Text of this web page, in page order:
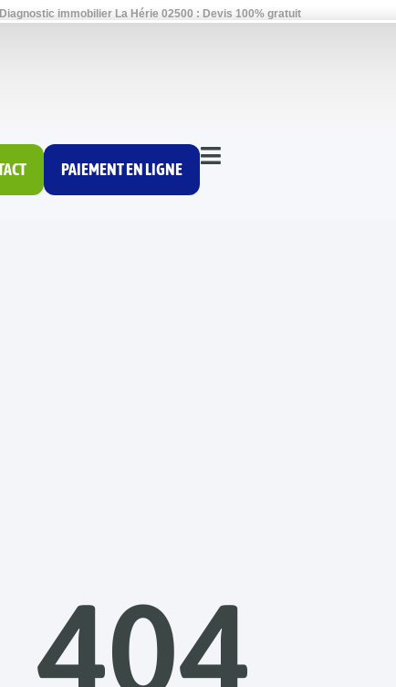
Diagnostic immobilier La Hérie 02500 : Devis 100% gratuit